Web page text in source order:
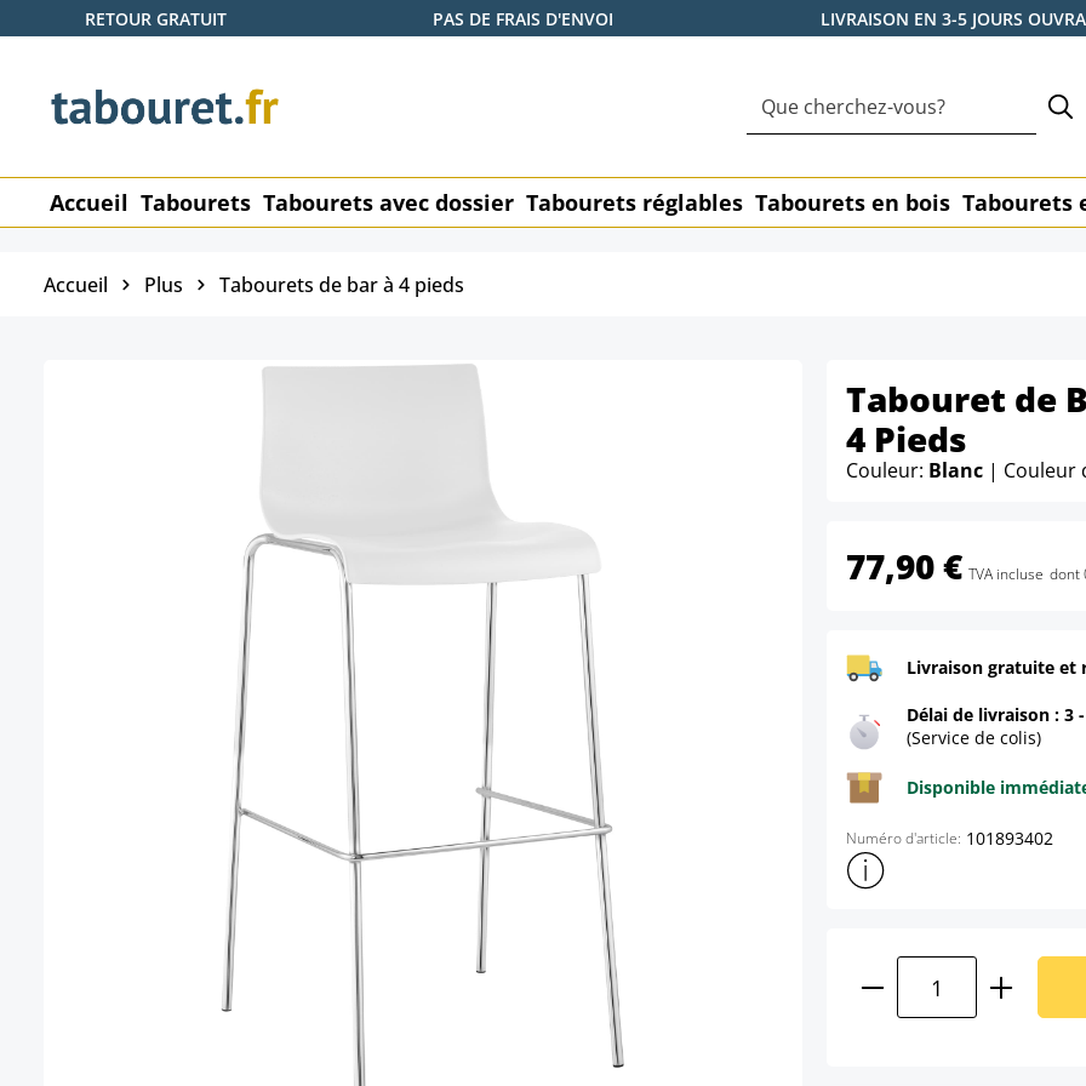
au contenu principal
Passer à la recherche
Passer à la navigation principale
RETOUR GRATUIT PAS DE FRAIS D'ENVOI LIVRAISON EN 3-5 JOURS
Accueil Tabourets Tabourets avec dossier Tabourets réglables Tabourets en bois Tabourets
Accueil Plus Tabourets de bar à 4 pieds
Tabouret de
4 Pieds
Couleur: Blanc | Couleur
77,90 € TVA incluse dont
Livraison gratuite et
Délai de livraison : 3
(Service de colis)
Disponible
Numéro d'article: 101893402
Afficher plus d'informations
Quantité de